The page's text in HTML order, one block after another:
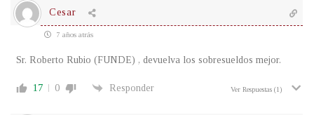
Cesar
7 años atrás
Sr. Roberto Rubio (FUNDE) , devuelva los sobresueldos mejor.
17 0 Responder Ver Respuestas (1)